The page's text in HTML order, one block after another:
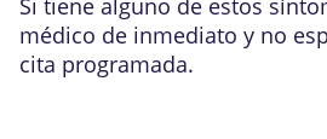
Si tiene alguno de estos
médico de inmediato y no
cita programada.